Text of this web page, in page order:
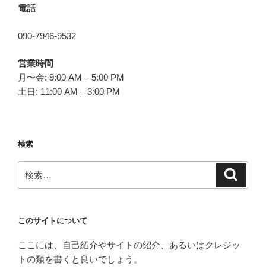
電話
090-7946-9532
営業時間
月〜金: 9:00 AM – 5:00 PM
土日: 11:00 AM – 3:00 PM
検索
索:
このサイトについて
ここには、自己紹介やサイトの紹介、あるいはクレジッ
トの類を書くと良いでしょう。